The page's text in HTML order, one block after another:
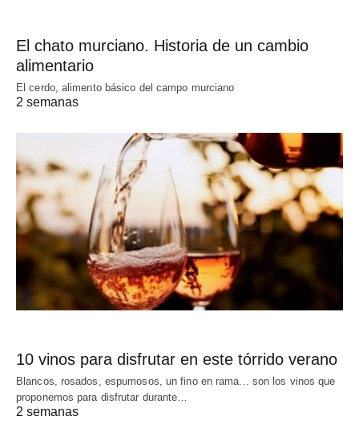
El chato murciano. Historia de un cambio
alimentario
El cerdo, alimento básico del campo murciano
2 semanas
10 vinos para disfrutar en este tórrido verano
Blancos, rosados, espumosos, un fino en rama... son los vinos que
proponemos para disfrutar durante…
2 semanas